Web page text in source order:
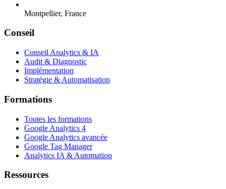
Montpellier, France
Conseil
Conseil Analytics & IA
Audit & Diagnostic
Implémentation
Stratégie & Automatisation
Formations
Toutes les formations
Google Analytics 4
Google Analytics avancée
Google Tag Manager
Analytics IA & Automation
Ressources